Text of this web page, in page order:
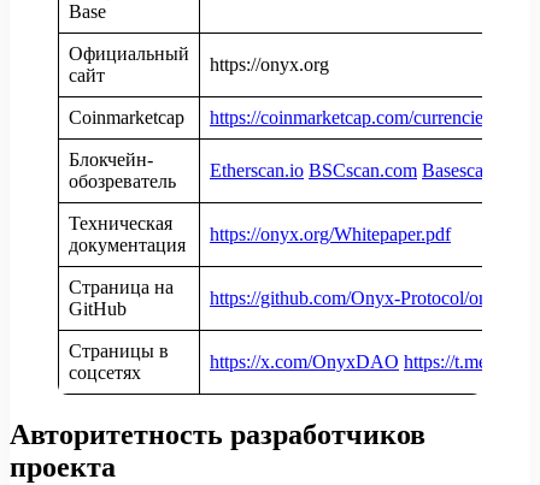
Base
Официальный
сайт
https://onyx.org
Coinmarketcap https://coinmarketcap.com/currencies/
Блокчейн-
обозреватель
Etherscan.io BSCscan.com Basescan.org
Техническая
документация
https://onyx.org/Whitepaper.pdf
Страница на
GitHub
https://github.com/Onyx-Protocol/onyx-
Страницы в
соцсетях
https://x.com/OnyxDAO https://t.me/
Авторитетность разработчиков
проекта